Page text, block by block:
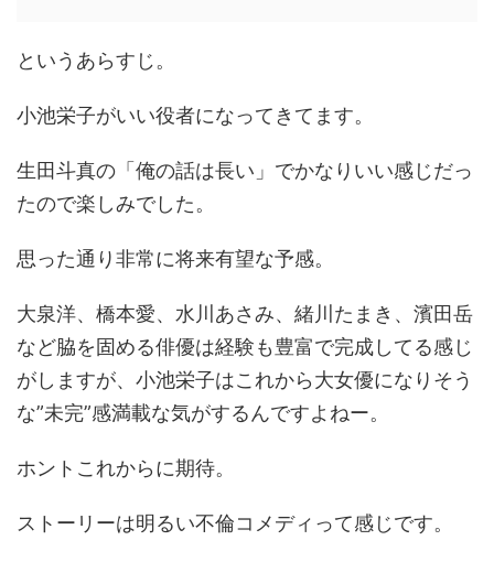
というあらすじ。
小池栄子がいい役者になってきてます。
生田斗真の「俺の話は長い」でかなりいい感じだっ
たので楽しみでした。
思った通り非常に将来有望な予感。
大泉洋、橋本愛、水川あさみ、緒川たまき、濱田岳
など脇を固める俳優は経験も豊富で完成してる感じ
がしますが、小池栄子はこれから大女優になりそう
な”未完”感満載な気がするんですよねー。
ホントこれからに期待。
ストーリーは明るい不倫コメディって感じです。